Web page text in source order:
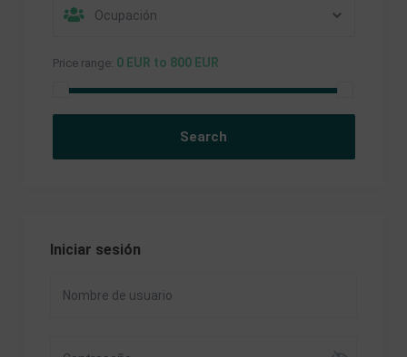
Ocupación
Price range: 0 EUR to 800 EUR
Iniciar sesión